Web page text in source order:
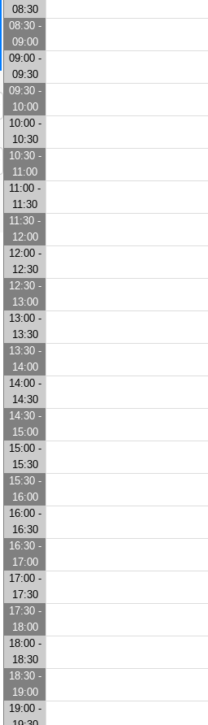
08:30
08:30 -
09:00
09:00 -
09:30
09:30 -
10:00
10:00 -
10:30
10:30 -
11:00
11:00 -
11:30
11:30 -
12:00
12:00 -
12:30
12:30 -
13:00
13:00 -
13:30
13:30 -
14:00
14:00 -
14:30
14:30 -
15:00
15:00 -
15:30
15:30 -
16:00
16:00 -
16:30
16:30 -
17:00
17:00 -
17:30
17:30 -
18:00
18:00 -
18:30
18:30 -
19:00
19:00 -